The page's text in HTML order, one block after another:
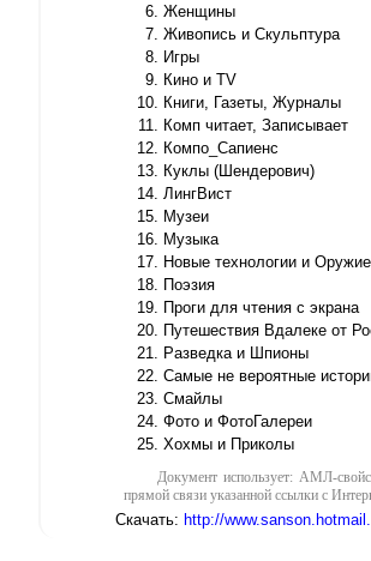
Женщины
Живопись и Скульптура
Игры
Кино и TV
Книги, Газеты, Журналы
Комп читает, Записывает
Компо_Сапиенс
Куклы (Шендерович)
ЛингВист
Музеи
Музыка
Новые технологии и Оружие
Поэзия
Проги для чтения с экрана
Путешествия Вдалеке от
Разведка и Шпионы
Самые не вероятные
Смайлы
Фото и ФотоГалереи
Хохмы и Приколы
Документ использует: АМЛ-
прямой связи указанной ссылки с
Скачать: http://